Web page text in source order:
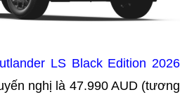
LS Black Edition 2026
nghị là 47.990 AUD (tương